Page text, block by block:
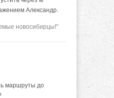
Александр.
новосибирцы!"
маршруты до